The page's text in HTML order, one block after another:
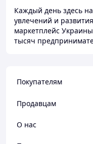
Каждый день здесь
увлечений и
маркетплейс
тысяч
Покупателям
Продавцам
О нас